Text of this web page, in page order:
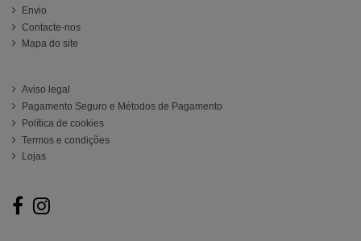
Envio
Contacte-nos
Mapa do site
Aviso legal
Pagamento Seguro e Métodos de Pagamento
Política de cookies
Termos e condições
Lojas